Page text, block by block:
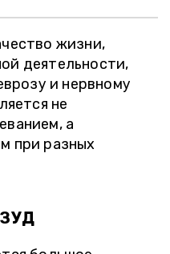
жизни,
деятельности,
и нервному
не
а
при разных